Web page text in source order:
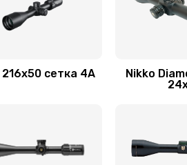
216x50 сетка 4А
Nikko